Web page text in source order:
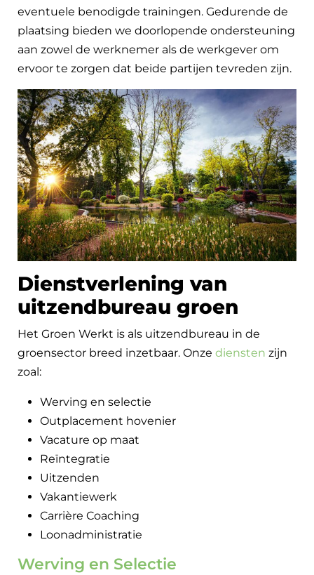
eventuele benodigde trainingen. Gedurende de
plaatsing bieden we doorlopende ondersteuning
aan zowel de werknemer als de werkgever om
ervoor te zorgen dat beide partijen tevreden zijn.
Dienstverlening van
uitzendbureau groen
Het Groen Werkt is als uitzendbureau in de
groensector breed inzetbaar. Onze diensten zijn
zoal:
Werving en selectie
Outplacement hovenier
Vacature op maat
Reïntegratie
Uitzenden
Vakantiewerk
Carrière Coaching
Loonadministratie
Werving en Selectie